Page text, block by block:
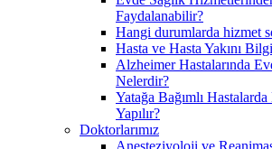
Faydalanabilir?
Hangi durumlarda hizmet
Hasta ve Hasta Yakını
Alzheimer Hastalarında
Nelerdir?
Yatağa Bağımlı
Yapılır?
Doktorlarımız
Anesteziyoloji ve